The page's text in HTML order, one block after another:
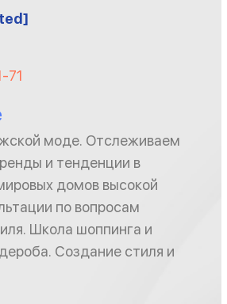
71
моде. Отслеживаем
и тенденции в
домов высокой
по вопросам
Школа шоппинга и
Создание стиля и